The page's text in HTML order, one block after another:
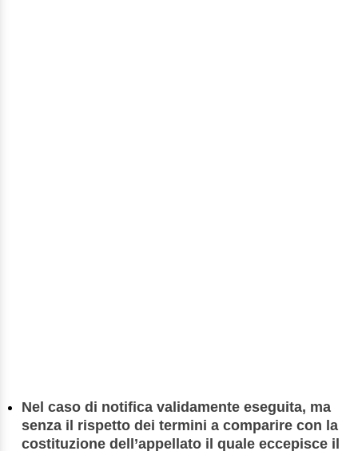
Nel caso di notifica validamente eseguita, ma
senza il rispetto dei termini a comparire con la
costituzione dell’appellato il quale eccepisce il